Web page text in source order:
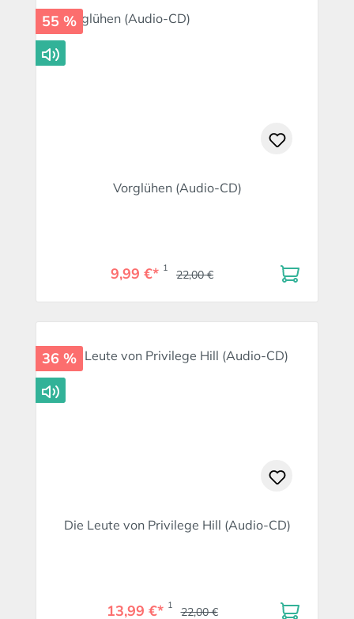
55 %
Vorglühen (Audio-CD)
9,99 €* 1 22,00 €
36 %
Die Leute von Privilege Hill (Audio-CD)
13,99 €* 1 22,00 €